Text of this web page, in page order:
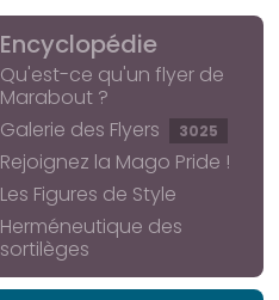
Encyclopédie
Qu'est-ce qu'un flyer de
Marabout ?
Galerie des Flyers
3025
Rejoignez la Mago Pride !
Les Figures de Style
Herméneutique des
sortilèges